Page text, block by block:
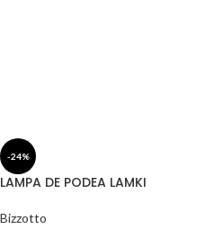
-24%
LAMPA DE PODEA LAMKI
Bizzotto